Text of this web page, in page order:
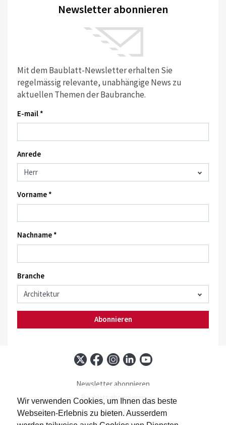
Wir verwenden Cookies, um Ihnen das beste
Webseiten-Erlebnis zu bieten. Ausserdem
Newsletter abonnieren
Mit dem Baublatt-Newsletter erhalten Sie
regelmässig relevante, unabhängige News zu
aktuellen Themen der Baubranche.
E-mail *
Anrede
Vorname *
Nachname *
Branche
Abonnieren
Newsletter abonnieren
Baublatt abonnieren
Kontakt